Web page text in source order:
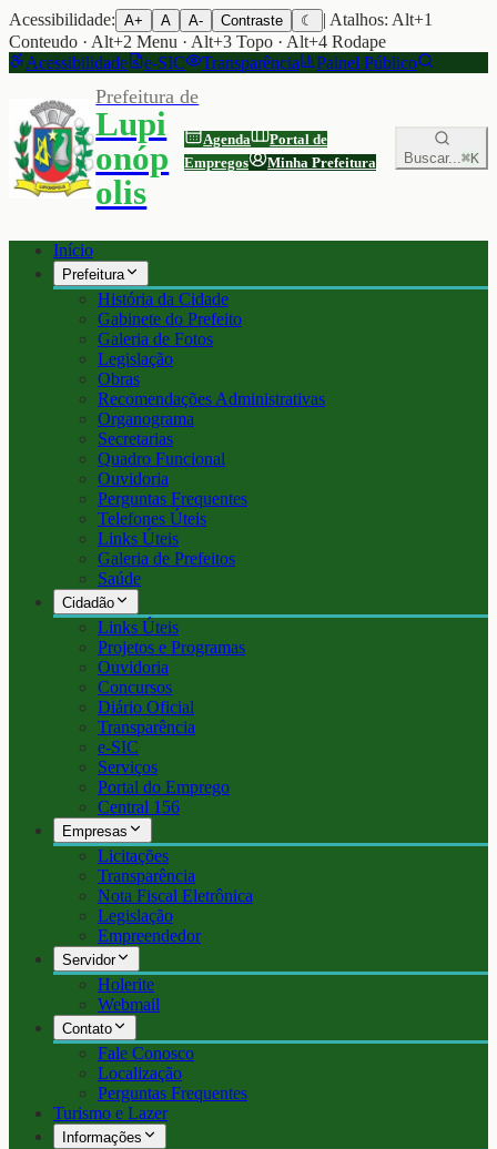
Acessibilidade: A+ A A- Contraste ☾
| Atalhos: Alt+1
Conteudo · Alt+2 Menu · Alt+3 Topo · Alt+4 Rodape
Acessibilidade
e-SIC Transparência Painel Público
Prefeitura de
Lupi
onóp
olis
Agenda
Portal de
Empregos
Minha Prefeitura Buscar...⌘K
Início
Prefeitura
História da Cidade
Gabinete do Prefeito
Galeria de Fotos
Legislação
Obras
Recomendações Administrativas
Organograma
Secretarias
Quadro Funcional
Ouvidoria
Perguntas Frequentes
Telefones Úteis
Links Úteis
Galeria de Prefeitos
Saúde
Cidadão
Links Úteis
Projetos e Programas
Ouvidoria
Concursos
Diário Oficial
Transparência
e-SIC
Serviços
Portal do Emprego
Central 156
Empresas
Licitações
Transparência
Nota Fiscal Eletrônica
Legislação
Empreendedor
Servidor
Holerite
Webmail
Contato
Fale Conosco
Localização
Perguntas Frequentes
Turismo e Lazer
Informações